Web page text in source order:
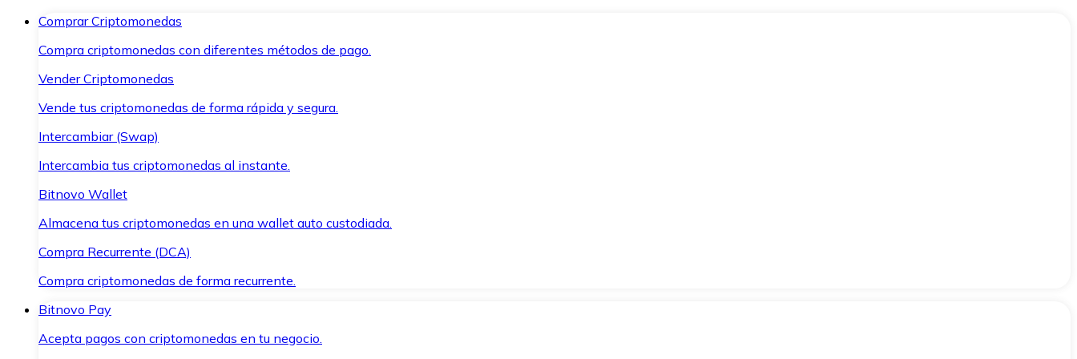
Comprar Criptomonedas
Compra criptomonedas con diferentes métodos de pago.
Vender Criptomonedas
Vende tus criptomonedas de forma rápida y segura.
Intercambiar (Swap)
Intercambia tus criptomonedas al instante.
Bitnovo Wallet
Almacena tus criptomonedas en una wallet auto custodiada.
Compra Recurrente (DCA)
Compra criptomonedas de forma recurrente.
Bitnovo Pay
Acepta pagos con criptomonedas en tu negocio.